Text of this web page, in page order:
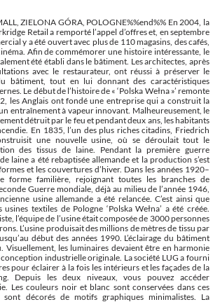
ZIELONA GÓRA, POLOGNE%%end%% En 2004, la
Retail a remporté l’appel d’offres et, en septembre
y a été ouvert avec plus de 110 magasins, des cafés,
Afin de commémorer une histoire intéressante, le
été établi dans le bâtiment. Les architectes, après
avec le restaurateur, ont réussi à préserver le
bâtiment, tout en lui donnant des caractéristiques
Le début de l’histoire de « ‘Polska Wełna »’ remonte
les Anglais ont fondé une entreprise qui a construit la
entraînement à vapeur innovant. Malheureusement, le
détruit par le feu et pendant deux ans, les habitants
En 1835, l’un des plus riches citadins, Friedrich
une nouvelle usine, où se déroulait tout le
des tissus de laine. Pendant la première guerre
laine a été rebaptisée allemande et la production s’est
et les couvertures d’hiver. Dans les années 1920–
forme familière, rejoignant toutes les branches de
Guerre mondiale, déjà au milieu de l’année 1946,
usine allemande a été relancée. C’est ainsi que
usines textiles de Pologne ‘Polska Wełna’ a été créée.
l’équipe de l’usine était composée de 3000 personnes
L’usine produisait des millions de mètres de tissu par
début des années 1990. L’éclairage du bâtiment
Visuellement, les luminaires devaient être en harmonie
conception industrielle originale. La société LUG a fourni
pour éclairer à la fois les intérieurs et les façades de la
Depuis les deux niveaux, vous pouvez accéder
Les couleurs noir et blanc sont conservées dans ces
sont décorés de motifs graphiques minimalistes. La